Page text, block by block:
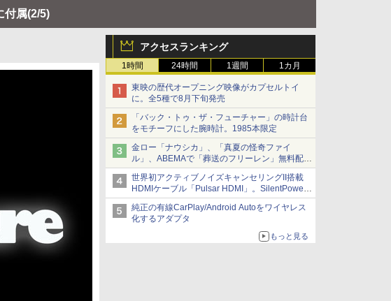
付属(2/5)
アクセスランキング
1時間 24時間 1週間 1カ月
東映の歴代オープニング映像がカプセルトイ
に。全5種で8月下旬発売
「バック・トゥ・ザ・フューチャー」の時計台
をモチーフにした腕時計。1985本限定
金ロー「ナウシカ」、「真夏の怪奇ファイ
ル」、ABEMAで「葬送のフリーレン」無料配信
など。夏の特番・配信情報
世界初アクティブノイズキャンセリングII搭載
HDMIケーブル「Pulsar HDMI」。SilentPower
から
純正の有線CarPlay/Android Autoをワイヤレス
化するアダプタ
もっと見る